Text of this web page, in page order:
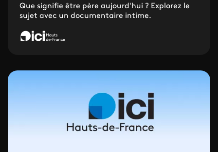
Que signifie être père aujourd'hui ? Explorez le
sujet avec un documentaire intime.